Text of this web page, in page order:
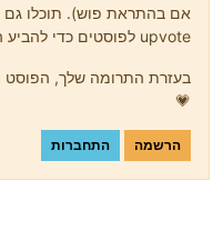
אם בהתראת פוש). תוכלו גם
upvote לפוסטים כדי להביע הערכה לחברי קהילה אחרים.
בעזרת התרומה שלך, הפוסט
💗
הרשמה התחברות